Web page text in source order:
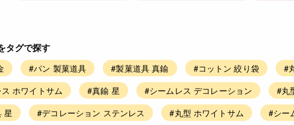
タグで探す
#パン 製菓道具 #製菓道具 真鍮 #コットン 絞り袋 #
ホワイトサム
#真鍮 星 #シームレス デコレーション #丸
星
#デコレーション ステンレス #丸型 ホワイトサム #シー